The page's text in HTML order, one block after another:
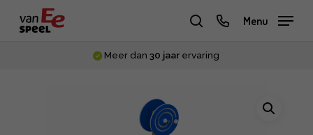
zoeken
phone
Menu
Meer dan30 jaar ervaring